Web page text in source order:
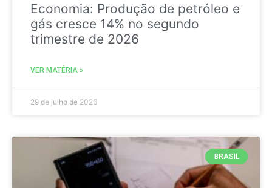
Economia: Produção de petróleo e
gás cresce 14% no segundo
trimestre de 2026
VER MATÉRIA »
29 de julho de 2026
BRASIL